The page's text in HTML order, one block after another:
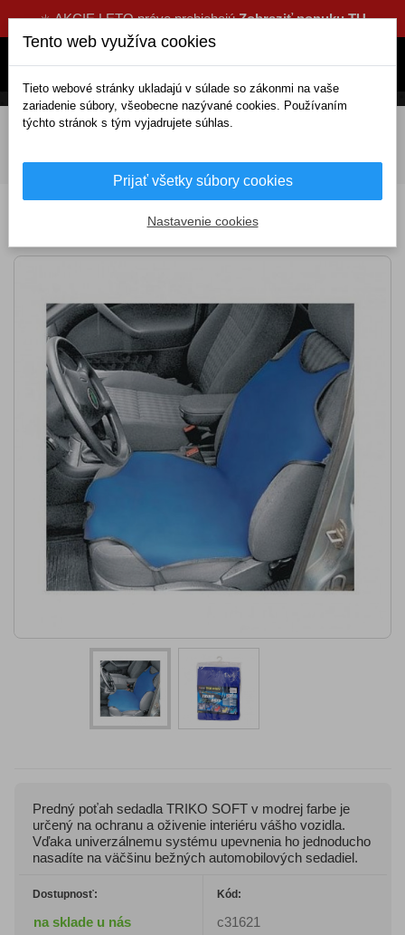
☀️ AKCIE LETO práve prebiehajúZobraziť ponuku TU
DOMOV Interiérové doplnky
TRIKO SOFT predný 1ks modrý
Predný poťah sedadla TRIKO SOFT v modrej farbe je
určený na ochranu a oživenie interiéru vášho vozidla.
Vďaka univerzálnemu systému upevnenia ho jednoducho
nasadíte na väčšinu bežných automobilových sedadiel.
Dostupnosť:
na sklade u nás
Kód:
c31621
Tento web využíva cookies
Tieto webové stránky ukladajú v súlade so zákonmi na vaše
zariadenie súbory, všeobecne nazývané cookies. Používaním
týchto stránok s tým vyjadrujete súhlas.
Prijať všetky súbory cookies
Nastavenie cookies